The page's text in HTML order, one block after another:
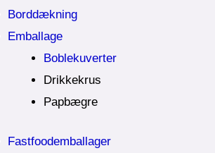
Borddækning
Emballage
Boblekuverter
Drikkekrus
Papbægre
Fastfoodemballager